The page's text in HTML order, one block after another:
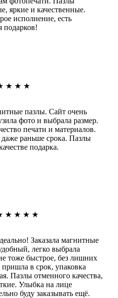
яркие и качественные.
исполнение, есть
подарков!
★ ★ ★
пазлы. Сайт очень
фото и выбрала размер.
печати и материалов.
раньше срока. Пазлы
подарка.
★ ★ ★ ★
Заказала магнитные
легко выбрала
тоже быстрое, без лишних
в срок, упаковка
Пазлы отменного качества,
Улыбка на лице
буду заказывать ещё.